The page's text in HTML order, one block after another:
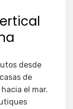
desde
de
el mar.